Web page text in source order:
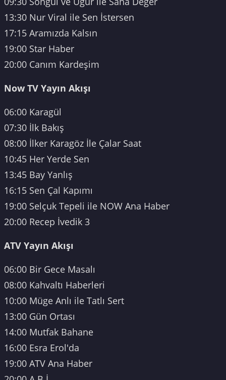
13:30 Nur Viral ile Sen İstersen
17:15 Aramızda Kalsın
19:00 Star Haber
20:00 Canım Kardeşim
Now TV Yayın Akışı
06:00 Karagül
07:30 İlk Bakış
08:00 İlker Karagöz İle Çalar Saat
10:45 Her Yerde Sen
13:45 Bay Yanlış
16:15 Sen Çal Kapımı
19:00 Selçuk Tepeli ile NOW Ana Haber
20:00 Recep İvedik 3
ATV Yayın Akışı
06:00 Bir Gece Masalı
08:00 Kahvaltı Haberleri
10:00 Müge Anlı ile Tatlı Sert
13:00 Gün Ortası
14:00 Mutfak Bahane
16:00 Esra Erol'da
19:00 ATV Ana Haber